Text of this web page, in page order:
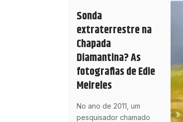
Sonda
extraterrestre na
Chapada
Diamantina? As
fotografias de Edie
Meireles
No ano de 2011, um
pesquisador chamado